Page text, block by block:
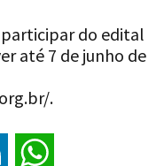
participar do edital
até 7 de junho de
.
LinkedIn